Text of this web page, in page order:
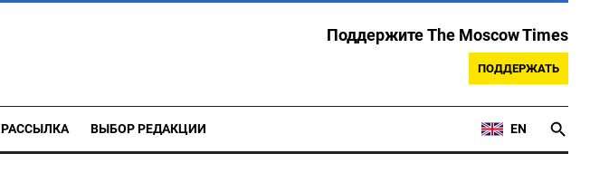
Поддержите The Moscow Times
ПОДДЕРЖАТЬ
РАССЫЛКА ВЫБОР РЕДАКЦИИ EN